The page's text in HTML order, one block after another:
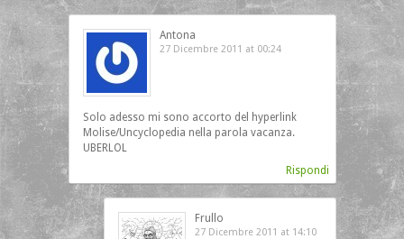
Antona
27 Dicembre 2011 at 00:24
Solo adesso mi sono accorto del hyperlink
Molise/Uncyclopedia nella parola vacanza.
UBERLOL
Rispondi
Frullo
27 Dicembre 2011 at 14:10